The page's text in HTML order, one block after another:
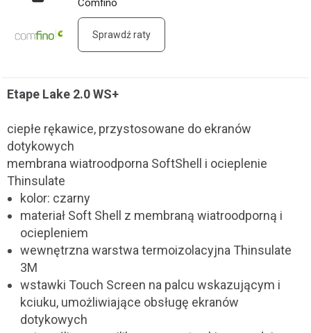
Comfino
Sprawdź raty
Etape Lake 2.0 WS+
ciepłe rękawice, przystosowane do ekranów
dotykowych
membrana wiatroodporna SoftShell i ocieplenie
Thinsulate
kolor: czarny
materiał Soft Shell z membraną wiatroodporną i
ociepleniem
wewnętrzna warstwa termoizolacyjna Thinsulate
3M
wstawki Touch Screen na palcu wskazującym i
kciuku, umożliwiające obsługę ekranów
dotykowych